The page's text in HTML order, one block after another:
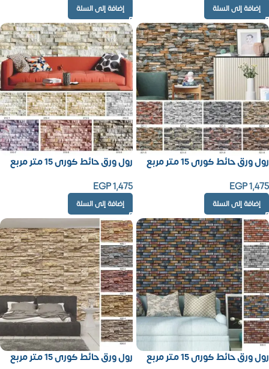
إضافة إلى السلة إضافة إلى السلة
رول ورق حائط كورى 15 متر مربع
EGP1,475
إضافة إلى السلة
رول ورق حائط كورى 15 متر مربع
EGP1,475
إضافة إلى السلة
رول ورق حائط كورى 15 متر مربع
رول ورق حائط كورى 15 متر مربع